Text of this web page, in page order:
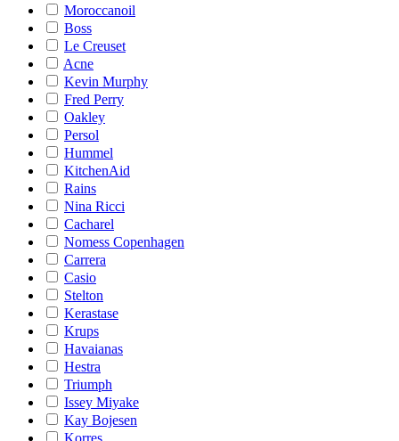
Moroccanoil
Boss
Le Creuset
Acne
Kevin Murphy
Fred Perry
Oakley
Persol
Hummel
KitchenAid
Rains
Nina Ricci
Cacharel
Nomess Copenhagen
Carrera
Casio
Stelton
Kerastase
Krups
Havaianas
Hestra
Triumph
Issey Miyake
Kay Bojesen
Korres